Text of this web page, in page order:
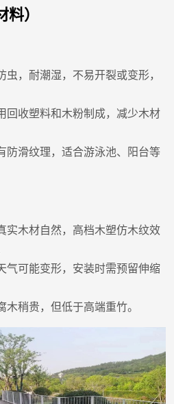
）
，耐潮湿，不易开裂或变形，
回收塑料和木粉制成，减少木材
防滑纹理，适合游泳池、阳台等
实木材自然，高档木塑仿木纹效
气可能变形，安装时需预留伸缩
稍贵，但低于高端重竹。